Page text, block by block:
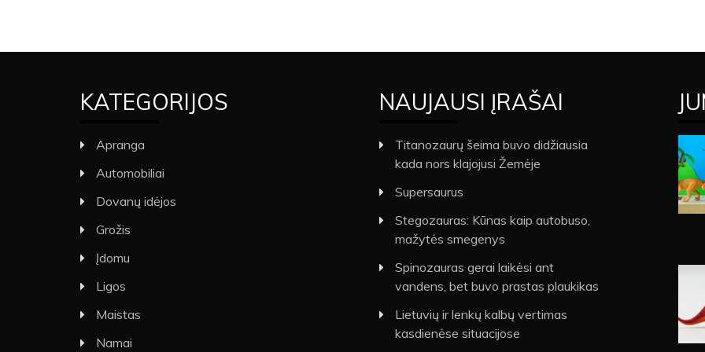
KATEGORIJOS
Apranga
Automobiliai
Dovanų idėjos
Grožis
Įdomu
Ligos
Maistas
Namai
NAUJAUSI ĮRAŠAI
Titanozaurų šeima buvo didžiausia
kada nors klajojusi Žemėje
Supersaurus
Stegozauras: Kūnas kaip autobuso,
mažytės smegenys
Spinozauras gerai laikėsi ant
vandens, bet buvo prastas plaukikas
Lietuvių ir lenkų kalbų vertimas
kasdienėse situacijose